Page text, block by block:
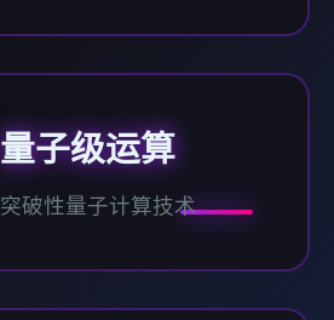
量子级运算
突破性量子计算技术